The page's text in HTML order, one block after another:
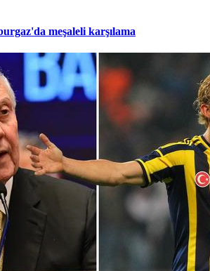
meşaleli karşılama